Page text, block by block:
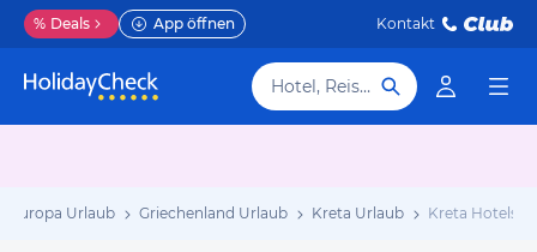
% Deals App öffnen Kontakt
Hotel, Reiseziel
Europa Urlaub Griechenland Urlaub Kreta Urlaub Kreta Hotels